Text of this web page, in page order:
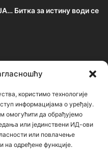
користимо технологије
информацијама о уређају.
омогућити да обрађујемо
или јединствени ИД-ови
или повлачење
на одређене функције.
Битка за истину води се
П С
1